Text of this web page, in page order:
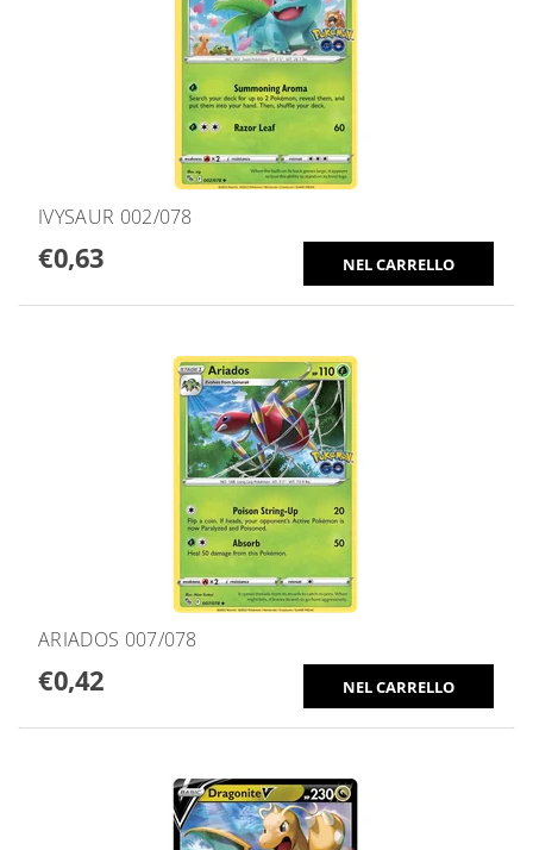
IVYSAUR 002/078
€0,63
ARIADOS 007/078
€0,42